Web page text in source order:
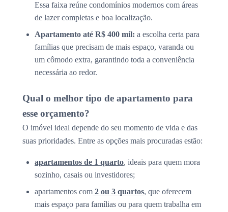
Essa faixa reúne condomínios modernos com áreas
de lazer completas e boa localização.
Apartamento até R$ 400 mil: a escolha certa para
famílias que precisam de mais espaço, varanda ou
um cômodo extra, garantindo toda a conveniência
necessária ao redor.
Qual o melhor tipo de apartamento para
esse orçamento?
O imóvel ideal depende do seu momento de vida e das
suas prioridades. Entre as opções mais procuradas estão:
apartamentos de 1 quarto, ideais para quem mora
sozinho, casais ou investidores;
apartamentos com 2 ou 3 quartos, que oferecem
mais espaço para famílias ou para quem trabalha em